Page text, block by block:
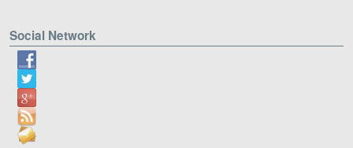
Social Network